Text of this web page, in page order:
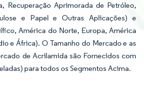
Recuperação Aprimorada de Petróleo,
e Papel e Outras Aplicações) e
América do Norte, Europa, América
e África). O Tamanho do Mercado e as
de Acrilamida são Fornecidos com
para todos os Segmentos Acima.